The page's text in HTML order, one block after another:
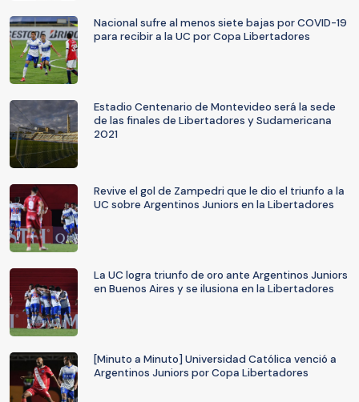
Nacional sufre al menos siete bajas por COVID-19
para recibir a la UC por Copa Libertadores
Estadio Centenario de Montevideo será la sede
de las finales de Libertadores y Sudamericana
2021
Revive el gol de Zampedri que le dio el triunfo a la
UC sobre Argentinos Juniors en la Libertadores
La UC logra triunfo de oro ante Argentinos Juniors
en Buenos Aires y se ilusiona en la Libertadores
[Minuto a Minuto] Universidad Católica venció a
Argentinos Juniors por Copa Libertadores